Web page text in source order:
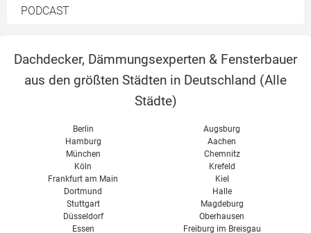
Dachbegrünung
Lichtkuppel
Schneelast
Eigenverbrauch
Förderung
Solarspeicher
PODCAST
Dachdecker, Dämmungsexperten & Fensterbauer
aus den größten Städten in Deutschland (Alle
Städte)
Berlin
Hamburg
München
Köln
Frankfurt am Main
Dortmund
Stuttgart
Düsseldorf
Essen
Augsburg
Aachen
Chemnitz
Krefeld
Kiel
Halle
Magdeburg
Oberhausen
Freiburg im Breisgau